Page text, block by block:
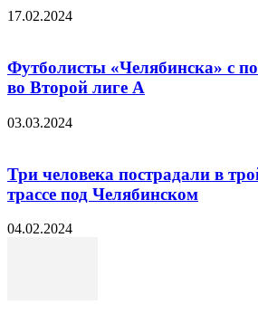
17.02.2024
Футболисты «Челябинска» с
во Второй лиге А
03.03.2024
Три человека пострадали в
трассе под Челябинском
04.02.2024